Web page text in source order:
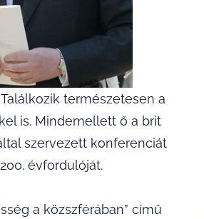
természetesen a
is. Mindemellett ő a brit
szervezett konferenciát
évfordulóját.
a közszférában” című